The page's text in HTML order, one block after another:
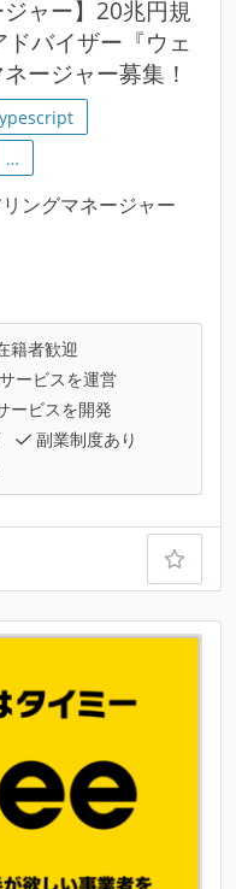
ジャー】20兆円規
バイザー『ウェ
ージャー募集！
…
ングマネージャー
籍者歓迎
ービスを運営
ービスを開発
副業制度あり